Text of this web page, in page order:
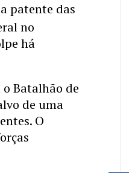
patente das
no
há
Batalhão de
de uma
O